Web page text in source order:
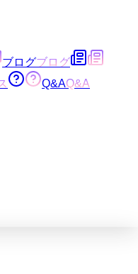
ブログブログ
Q&AQ&A